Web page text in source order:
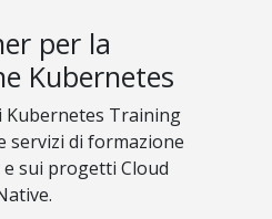
per la
Kubernetes
Kubernetes Training
servizi di formazione
sui progetti Cloud